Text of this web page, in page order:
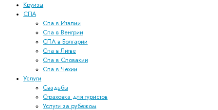
Круизы
СПА
Спа в Италии
Спа в Венгрии
СПА в Болгарии
Спа в Литве
Спа в Словакии
Спа в Чехии
Услуги
Свадьбы
Страховка для туристов
Услуги за рубежом